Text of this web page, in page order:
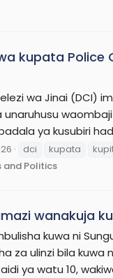
kupata
wa Jinai
unaruhusu
ya kusubiri
dci kupata
and Politics
wanakuja
kuwa ni
za ulinzi bila
ya watu 10,